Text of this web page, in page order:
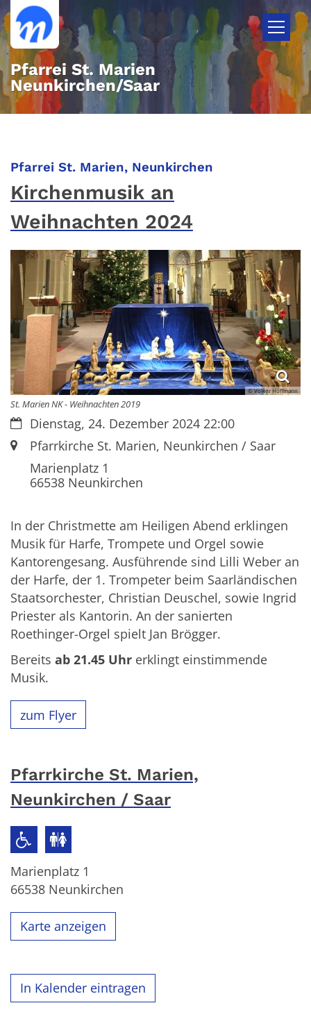
Zum Inhalt springen
Pfarrei St. Marien
Neunkirchen/Saar
Pfarrei St. Marien, Neunkirchen
Kirchenmusik an
Weihnachten 2024
© Volker Hoffmann
St. Marien NK - Weihnachten 2019
Datum:Dienstag, 24. Dezember 2024 22:00
Ort:Pfarrkirche St. Marien, Neunkirchen / Saar
Marienplatz 1
66538Neunkirchen
In der Christmette am Heiligen Abend erklingen
Musik für Harfe, Trompete und Orgel sowie
Kantorengesang. Ausführende sind Lilli Weber an
der Harfe, der 1. Trompeter beim Saarländischen
Staatsorchester, Christian Deuschel, sowie Ingrid
Priester als Kantorin. An der sanierten
Roethinger-Orgel spielt Jan Brögger.
Bereits ab 21.45 Uhr erklingt einstimmende
Musik.
zum Flyer
Pfarrkirche St. Marien,
Neunkirchen / Saar
Marienplatz 1
66538 Neunkirchen
Karte anzeigen
In Kalender eintragen